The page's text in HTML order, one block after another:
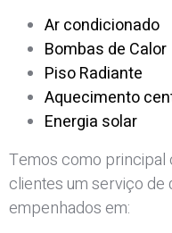
Ar condicionado
Bombas de Calor
Piso Radiante
Aquecimento
Energia solar
Temos como principal
clientes um serviço de
empenhados em: